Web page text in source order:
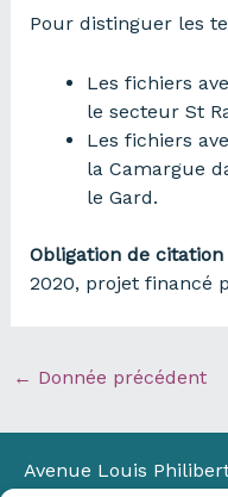
Pour distinguer les
Les fichiers
le secteur St
Les fichiers
la Camargue
le Gard.
Obligation de citation
2020, projet financé
← Donnée précédent
Avenue Louis